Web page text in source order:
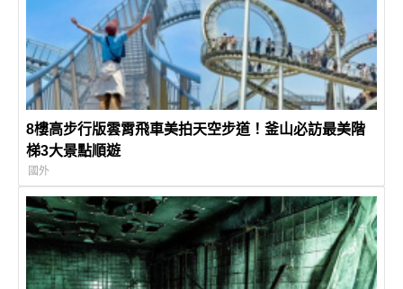
8樓高步行版雲霄飛車美拍天空步道！釜山必訪最美階
梯3大景點順遊
國外